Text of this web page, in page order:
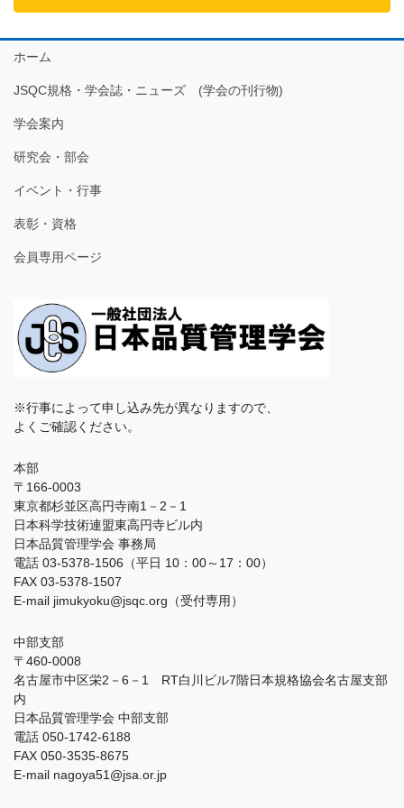
ホーム
JSQC規格・学会誌・ニューズ (学会の刊行物)
学会案内
研究会・部会
イベント・行事
表彰・資格
会員専用ページ
※行事によって申し込み先が異なりますので、
よくご確認ください。
本部
〒166-0003
東京都杉並区高円寺南1－2－1
日本科学技術連盟東高円寺ビル内
日本品質管理学会 事務局
電話 03-5378-1506（平日 10：00～17：00）
FAX 03-5378-1507
E-mail jimukyoku@jsqc.org（受付専用）
中部支部
〒460-0008
名古屋市中区栄2－6－1 RT白川ビル7階日本規格協会名古屋支部
内
日本品質管理学会 中部支部
電話 050-1742-6188
FAX 050-3535-8675
E-mail nagoya51@jsa.or.jp